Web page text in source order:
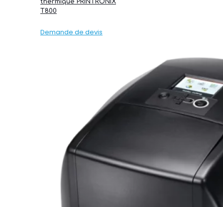
thermique PRINTRONIX
T800
Demande de devis